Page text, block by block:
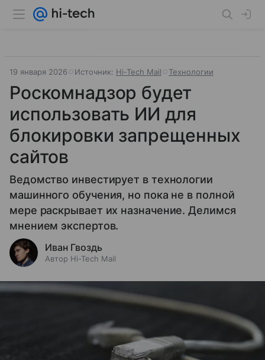
19 января 2026 Источник: Hi-Tech Mail Технологии
Роскомнадзор будет
использовать ИИ для
блокировки запрещенных
сайтов
Ведомство инвестирует в технологии
машинного обучения, но пока не в полной
мере раскрывает их назначение. Делимся
мнением экспертов.
Иван Гвоздь
Автор Hi-Tech Mail